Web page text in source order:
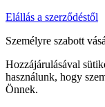
Elállás a szerződéstől
Személyre szabott
Hozzájárulásával
használunk, hogy
Önnek.